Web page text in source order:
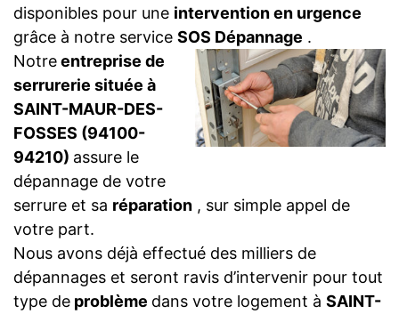
disponibles pour une intervention en urgence
grâce à notre service SOS Dépannage .
Notreentreprise de
serrurerie située à
SAINT-MAUR-DES-
FOSSES (94100-
94210) assure le
dépannage de votre
serrure et sa réparation , sur simple appel de
votre part.
Nous avons déjà effectué des milliers de
dépannages et seront ravis d’intervenir pour tout
type de problème dans votre logement à SAINT-